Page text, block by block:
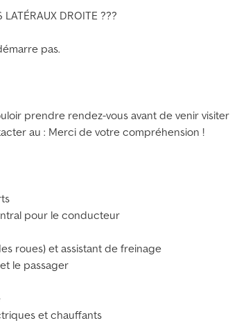
DROITE ???
pas.
prendre rendez-vous avant de venir visiter
au : Merci de votre compréhension !
pour le conducteur
roues) et assistant de freinage
le passager
et chauffants